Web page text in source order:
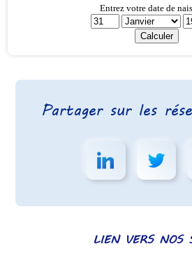
Partager sur les
LIEN VERS NOS